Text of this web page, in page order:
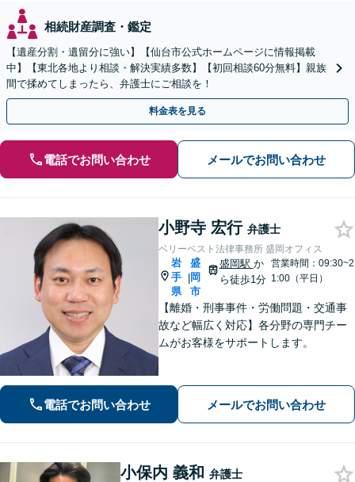
相続財産調査・鑑定
【遺産分割・遺留分に強い】【仙台市公式ホームページに情報掲載
中】【東北各地より相談・解決実績多数】【初回相談60分無料】親族
間で揉めてしまったら、弁護士にご相談を！
料金表を見る
電話でお問い合わせ メールでお問い合わせ
小野寺 宏行 弁護士
ベリーベスト法律事務所 盛岡オフィス
岩
手
県
|
盛
岡
市
盛岡駅 か
ら徒歩1分
営業時間：09:30~2
1:00（平日）
【離婚・刑事事件・労働問題・交通事
故など幅広く対応】各分野の専門チー
ムがお客様をサポートします。
電話でお問い合わせ メールでお問い合わせ
小保内 義和 弁護士